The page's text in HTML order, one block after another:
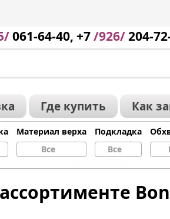
061-64-40, +7/926/204-
Где купить Как
Материал верха
Все
Подкладка
Все